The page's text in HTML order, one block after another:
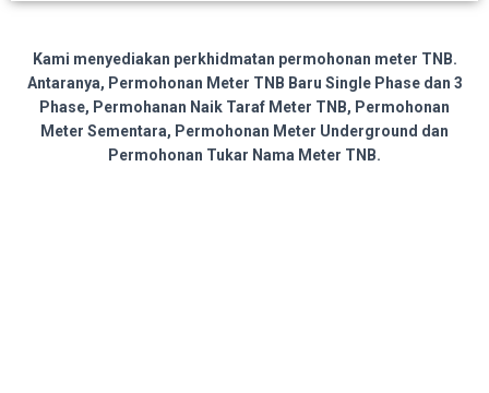
Kami menyediakan perkhidmatan permohonan meter TNB.
Antaranya, Permohonan Meter TNB Baru Single Phase dan 3
Phase, Permohanan Naik Taraf Meter TNB, Permohonan
Meter Sementara, Permohonan Meter Underground dan
Permohonan Tukar Nama Meter TNB.